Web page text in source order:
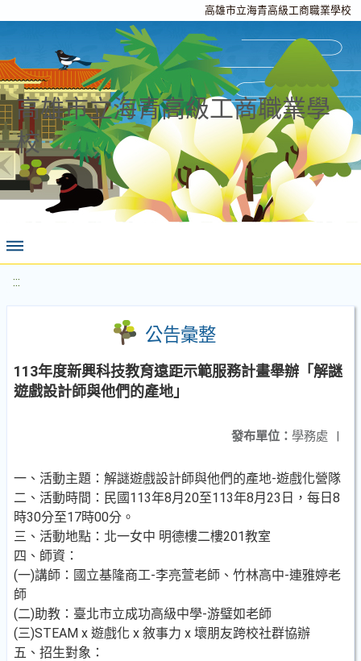
高雄市立海青高級工商職業學校
高雄市立海青高級工商職業學
校
:::
公告彙整
113年度新興科技教育遠距示範服務計畫舉辦「解謎
遊戲設計師與他們的產地」
發布單位： 學務處 |
一、活動主題：解謎遊戲設計師與他們的產地-遊戲化營隊
二、活動時間：民國113年8月20至113年8月23日，每日8
時30分至17時00分。
三、活動地點：北一女中 明德樓二樓201教室
四、師資：
(一)講師：國立基隆商工-李亮萱老師、竹林高中-連雅婷老
師
(二)助教：臺北市立成功高級中學-游璧如老師
(三)STEAM x 遊戲化 x 敘事力 x 壞朋友跨校社群協辦
五、招生對象：